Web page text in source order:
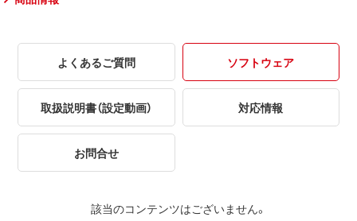
よくあるご質問 ソフトウェア
取扱説明書（設定動画） 対応情報
お問合せ
該当のコンテンツはございません。